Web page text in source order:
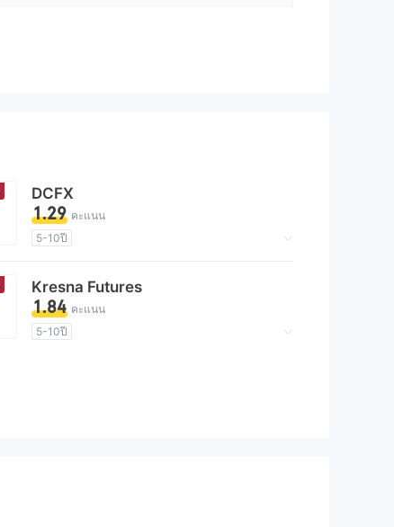
DCFX
1.29 คะแนน
5-10ปี
กลุ่มธุรกิจที่ต้องสงสัย
ระวังความเสี่ยงอันตรายที่อาจจะซ่อนอยู่
Kresna Futures
1.84 คะแนน
5-10ปี